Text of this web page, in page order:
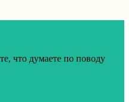
что думаете по поводу